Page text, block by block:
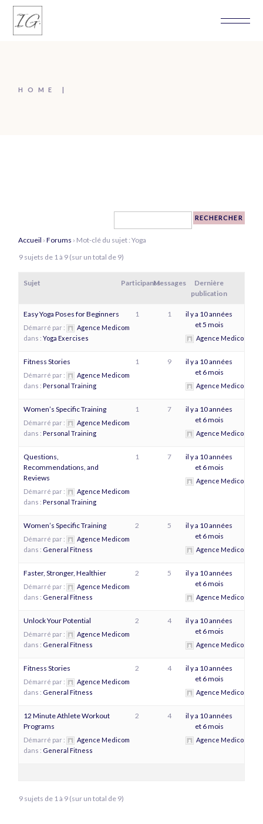
Skip
content
HOME
Accueil › Forums › Mot-clé du sujet : Yoga
9 sujets de 1 à 9 (sur un total de 9)
Sujet ParticipantsMessages
Dernière
publication
Easy Yoga Poses for Beginners
Démarré par :
Agence Medicom
dans :Yoga Exercises
1 1
il y a 10 années
et 5 mois
Agence Medicom
Fitness Stories
Démarré par :
Agence Medicom
dans :Personal Training
1 9
il y a 10 années
et 6 mois
Agence Medicom
Women’s Specific Training
Démarré par :
Agence Medicom
dans :Personal Training
1 7
il y a 10 années
et 6 mois
Agence Medicom
Questions,
Recommendations, and
Reviews
Démarré par :
Agence Medicom
dans :Personal Training
1 7
il y a 10 années
et 6 mois
Agence Medicom
Women’s Specific Training
Démarré par :
Agence Medicom
dans : General Fitness
2 5
il y a 10 années
et 6 mois
Agence Medicom
Faster, Stronger, Healthier
Démarré par :
Agence Medicom
dans : General Fitness
2 5
il y a 10 années
et 6 mois
Agence Medicom
Unlock Your Potential
Démarré par :
Agence Medicom
dans : General Fitness
2 4
il y a 10 années
et 6 mois
Agence Medicom
Fitness Stories
Démarré par :
Agence Medicom
dans : General Fitness
2 4
il y a 10 années
et 6 mois
Agence Medicom
12 Minute Athlete Workout
Programs
Démarré par :
Agence Medicom
dans : General Fitness
2 4
il y a 10 années
et 6 mois
Agence Medicom
9 sujets de 1 à 9 (sur un total de 9)